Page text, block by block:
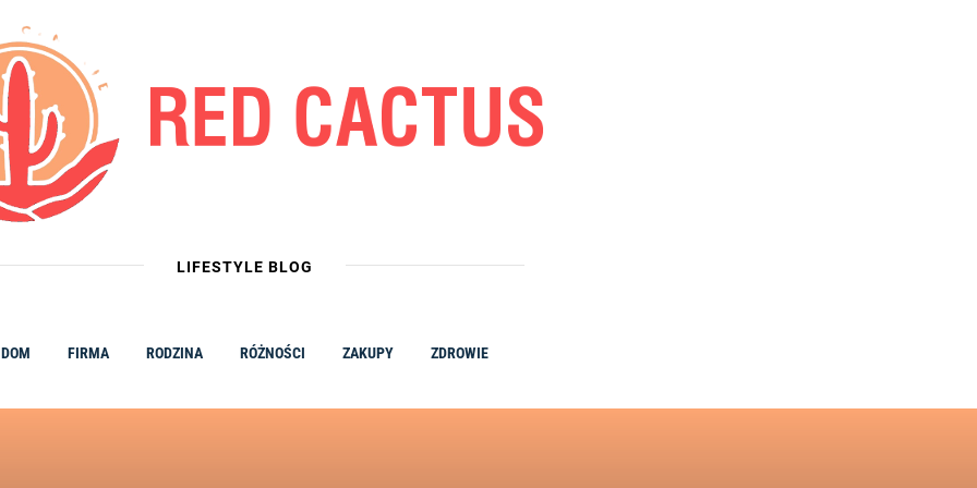
LIFESTYLE BLOG
DOM FIRMA RODZINA RÓŻNOŚCI ZAKUPY ZDROWIE